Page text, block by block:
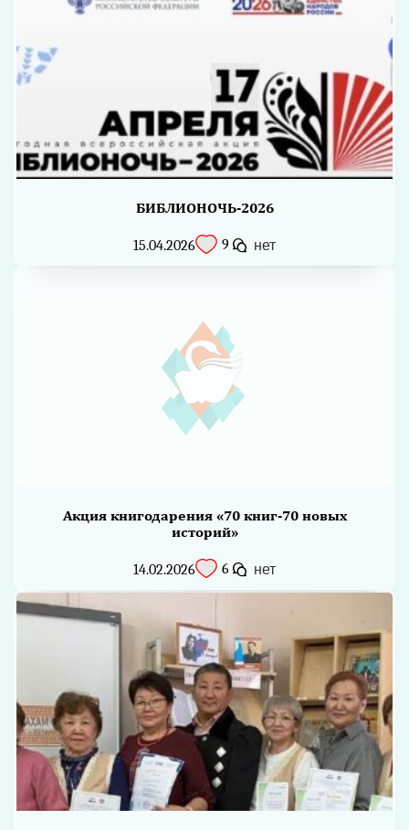
БИБЛИОНОЧЬ-2026
15.04.2026 9 нет
Акция книгодарения «70 книг-70 новых
историй»
14.02.2026 6 нет